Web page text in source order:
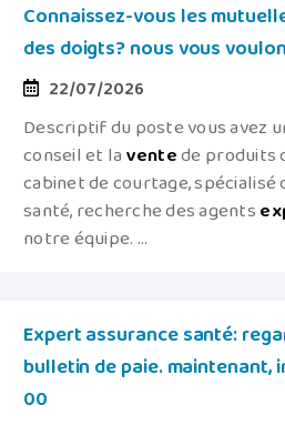
Connaissez-vous les
des doigts? nous vous
22/07/2026
Descriptif du poste vous avez
conseil et laventede produits
cabinet de courtage, spécialisé
santé, recherche des agents
notre équipe. ...
Expert assurance santé:
bulletin de paie. maintenant,
00